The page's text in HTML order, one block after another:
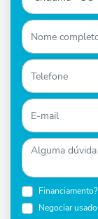
Financiamento?
Negociar usado